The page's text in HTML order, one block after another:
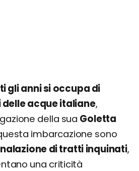
gli anni si occupa di
acque italiane,
della sua Goletta
imbarcazione sono
di tratti inquinati,
una criticità